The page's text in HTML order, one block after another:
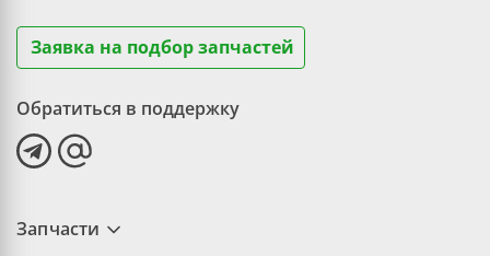
Заявка на подбор запчастей
Обратиться в поддержку
Запчасти